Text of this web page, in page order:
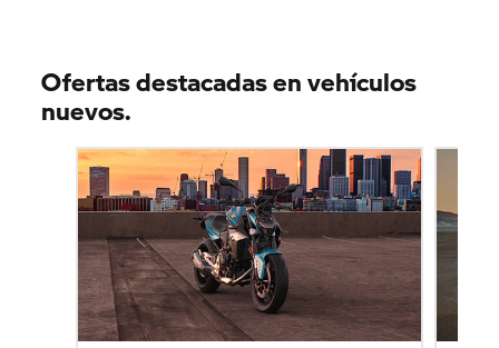
Ofertas destacadas en vehículos
nuevos.